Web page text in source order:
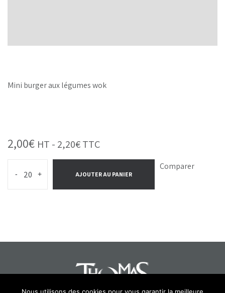
Mini burger aux légumes wok
2,00€ HT - 2,20€TTC
- + AJOUTER AU PANIER
Comparer